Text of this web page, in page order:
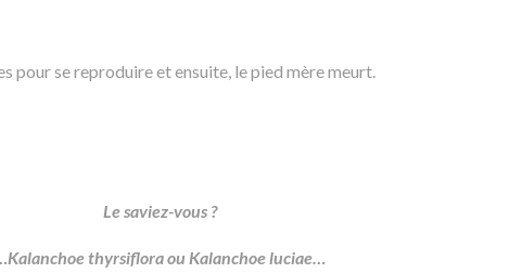
pour se reproduire et ensuite, le pied mère meurt.
Le saviez-vous ?
thyrsiflora ou Kalanchoe luciae…